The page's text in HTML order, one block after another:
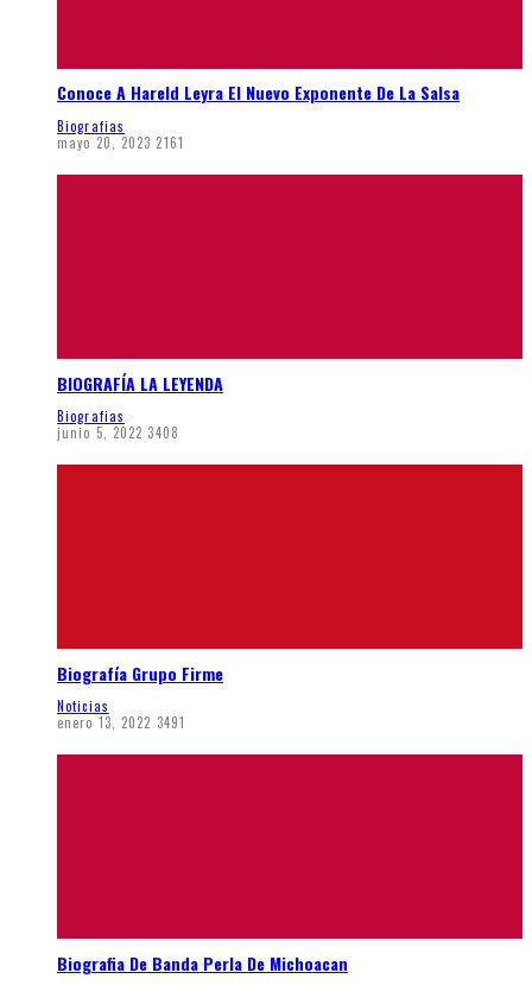
Conoce A Hareld Leyra El Nuevo Exponente De La Salsa
Biografias
mayo 20, 2023 2161
BIOGRAFÍA LA LEYENDA
Biografias
junio 5, 2022 3408
Biografía Grupo Firme
Noticias
enero 13, 2022 3491
Biografia De Banda Perla De Michoacan